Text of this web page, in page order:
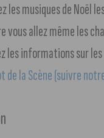
les musiques de Noël
vous allez même les
les informations sur
de la Scène (suivre